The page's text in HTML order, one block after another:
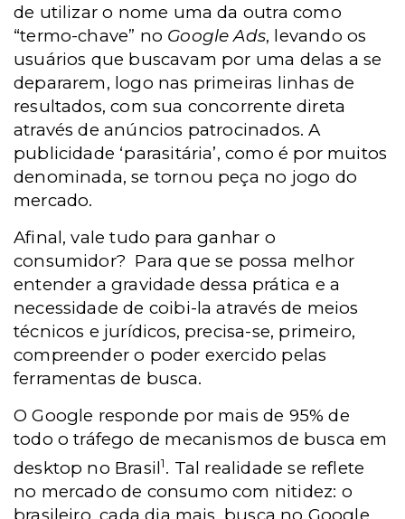
de utilizar o nome uma da outra como
“termo-chave” no Google Ads, levando os
usuários que buscavam por uma delas a se
depararem, logo nas primeiras linhas de
resultados, com sua concorrente direta
através de anúncios patrocinados. A
publicidade ‘parasitária’, como é por muitos
denominada, se tornou peça no jogo do
mercado.
Afinal, vale tudo para ganhar o
consumidor? Para que se possa melhor
entender a gravidade dessa prática e a
necessidade de coibi-la através de meios
técnicos e jurídicos, precisa-se, primeiro,
compreender o poder exercido pelas
ferramentas de busca.
O Google responde por mais de 95% de
todo o tráfego de mecanismos de busca em
desktop no Brasil1. Tal realidade se reflete
no mercado de consumo com nitidez: o